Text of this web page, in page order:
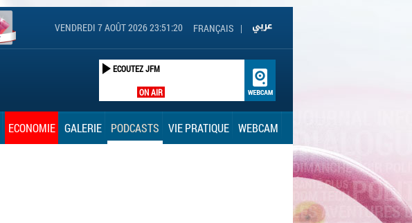
FRANÇAIS |
VENDREDI 7 AOÛT 2026 23:51:21
ON AIR
ECOUTEZ JFM
ECONOMIE GALERIE PODCASTS VIE PRATIQUE WEBCAM